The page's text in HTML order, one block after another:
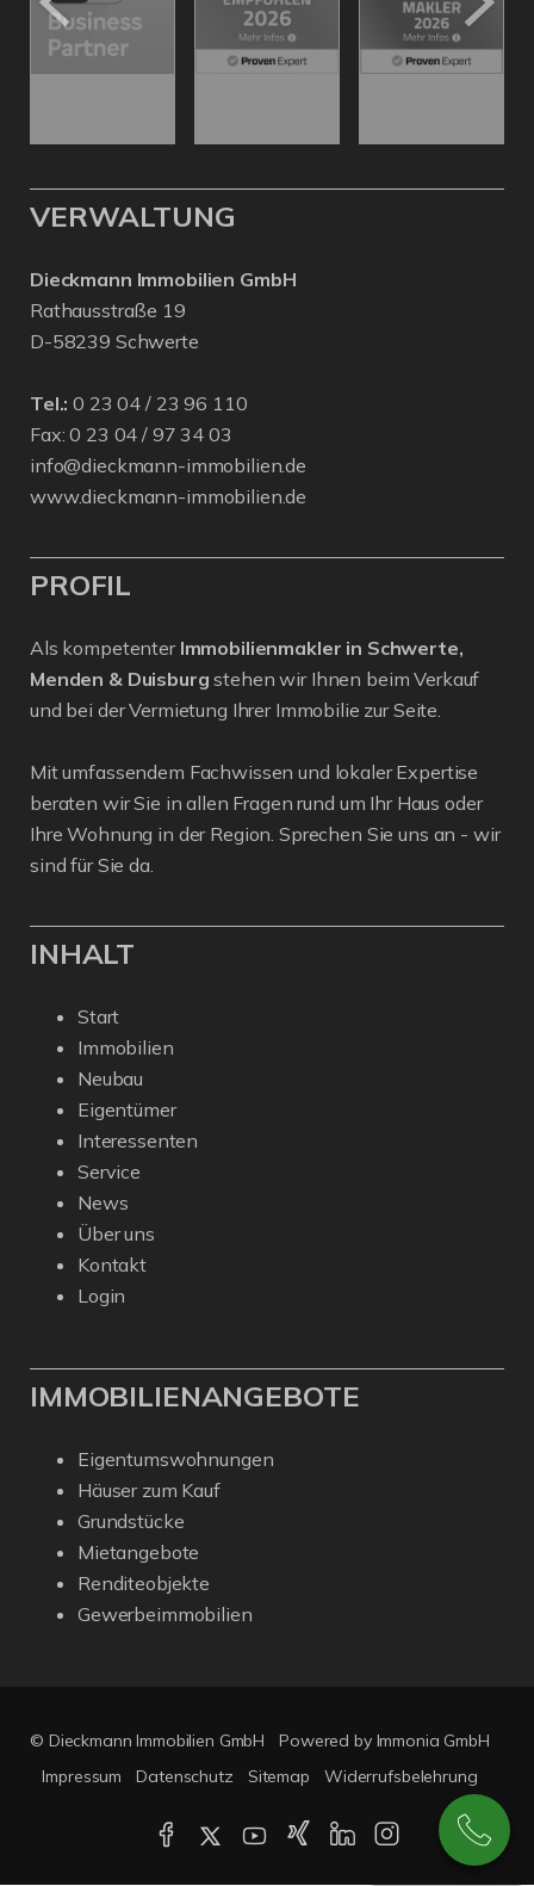
VERWALTUNG
Dieckmann Immobilien GmbH
Rathausstraße 19
D-58239 Schwerte
Tel.: 0 23 04 / 23 96 110
Fax: 0 23 04 / 97 34 03
info@dieckmann-immobilien.de
www.dieckmann-immobilien.de
PROFIL
Als kompetenter Immobilienmakler in Schwerte,
Menden & Duisburg stehen wir Ihnen beim Verkauf
und bei der Vermietung Ihrer Immobilie zur Seite.
Mit umfassendem Fachwissen und lokaler Expertise
beraten wir Sie in allen Fragen rund um Ihr Haus oder
Ihre Wohnung in der Region. Sprechen Sie uns an - wir
sind für Sie da.
INHALT
Start
Immobilien
Neubau
Eigentümer
Interessenten
Service
News
Über uns
Kontakt
Login
IMMOBILIENANGEBOTE
Eigentumswohnungen
Häuser zum Kauf
Grundstücke
Mietangebote
Renditeobjekte
Gewerbeimmobilien
© Dieckmann Immobilien GmbH
Powered by Immonia GmbH
Impressum
Datenschutz Sitemap Widerrufsbelehrung